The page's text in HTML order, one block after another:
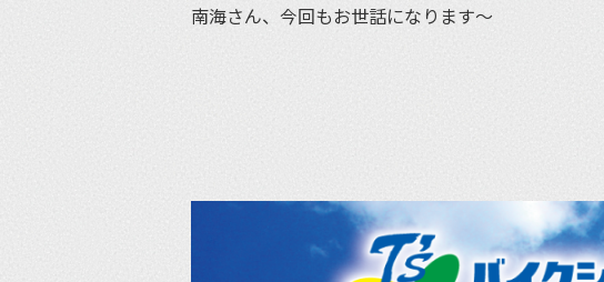
南海さん、今回もお世話になります〜